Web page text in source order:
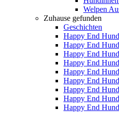
Welpen
Zuhause gefunden
Geschichten
Happy End
Happy End
Happy End
Happy End
Happy End
Happy End
Happy End
Happy End
Happy End